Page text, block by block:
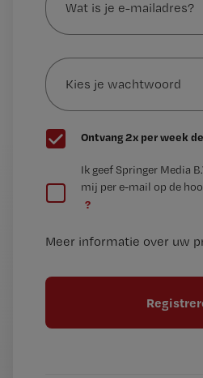
je
mailadres?
Kies
je
wachtwoord
G
e
t
Ontvang 2x per week
e
t
l
Ik geef Springer Media
mij per e-mail op de
?
Meer informatie over uw